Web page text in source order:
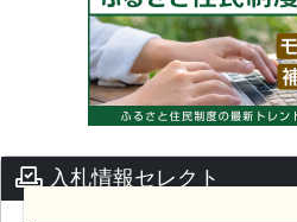
入札情報セレクト